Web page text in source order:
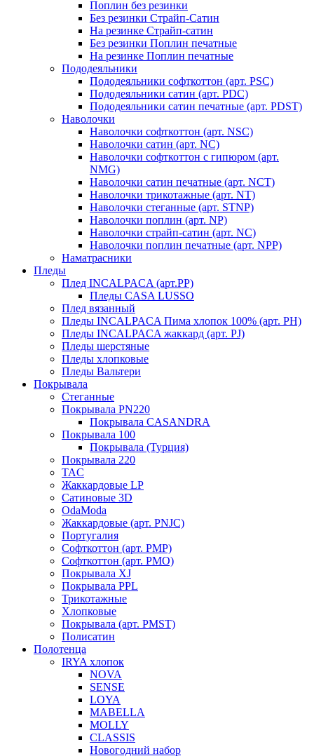
Поплин без резинки
Без резинки Страйп-Сатин
На резинке Страйп-сатин
Без резинки Поплин печатные
На резинке Поплин печатные
Пододеяльники
Пододеяльники софткоттон (арт. PSC)
Пододеяльники сатин (арт. PDC)
Пододеяльники сатин печатные (арт. PDST)
Наволочки
Наволочки софткоттон (арт. NSC)
Наволочки сатин (арт. NC)
Наволочки софткоттон с гипюром (арт.
NMG)
Наволочки сатин печатные (арт. NCT)
Наволочки трикотажные (арт. NT)
Наволочки стеганные (арт. STNP)
Наволочки поплин (арт. NP)
Наволочки страйп-сатин (арт. NC)
Наволочки поплин печатные (арт. NPP)
Наматрасники
Пледы
Плед INCALPACA (арт.PP)
Пледы CASA LUSSO
Плед вязанный
Пледы INCALPACA Пима хлопок 100% (арт. PH)
Пледы INCALPACA жаккард (арт. PJ)
Пледы шерстяные
Пледы хлопковые
Пледы Вальтери
Покрывала
Стеганные
Покрывала PN220
Покрывала CASANDRA
Покрывала 100
Покрывала (Турция)
Покрывала 220
TAC
Жаккардовые LP
Сатиновые 3D
OdaModa
Жаккардовые (арт. PNJC)
Португалия
Софткоттон (арт. PMP)
Софткоттон (арт. PMO)
Покрывала XJ
Покрывала PPL
Трикотажные
Хлопковые
Покрывала (арт. PMST)
Полисатин
Полотенца
IRYA хлопок
NOVA
SENSE
LOYA
MABELLA
MOLLY
CLASSIS
Новогодний набор